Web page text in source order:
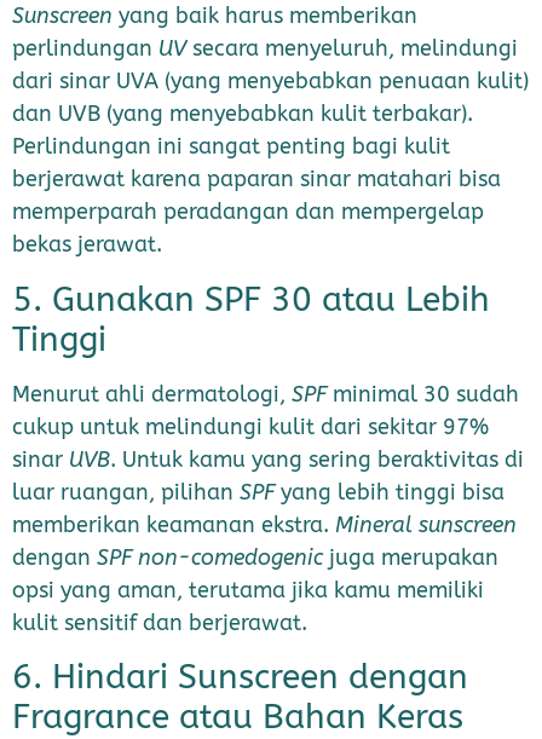
Sunscreen yang baik harus memberikan
perlindungan UVsecara menyeluruh, melindungi
dari sinar UVA (yang menyebabkan penuaan kulit)
dan UVB (yang menyebabkan kulit terbakar).
Perlindungan ini sangat penting bagi kulit
berjerawat karena paparan sinar matahari bisa
memperparah peradangan dan mempergelap
bekas jerawat.
5. Gunakan SPF 30 atau Lebih
Tinggi
Menurut ahli dermatologi, SPFminimal 30 sudah
cukup untuk melindungi kulit dari sekitar 97%
sinar UVB. Untuk kamu yang sering beraktivitas di
luar ruangan, pilihan SPFyang lebih tinggi bisa
memberikan keamanan ekstra. Mineral sunscreen
dengan SPF non-comedogenicjuga merupakan
opsi yang aman, terutama jika kamu memiliki
kulit sensitif dan berjerawat.
6. Hindari Sunscreen dengan
Fragrance atau Bahan Keras